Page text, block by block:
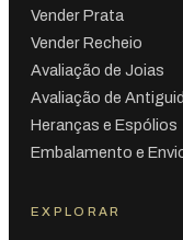
Vender Prata
Vender Recheio
Avaliação de Joias
Avaliação de
Heranças e Espólios
Embalamento e
EXPLORAR